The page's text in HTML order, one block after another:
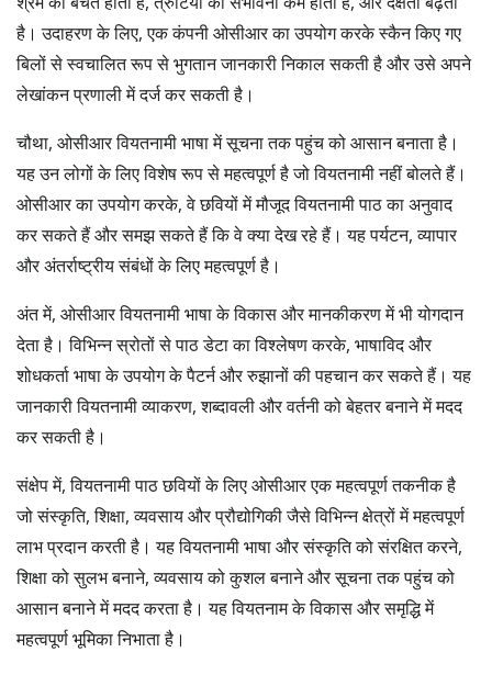
है। उदाहरण के लिए, एक कंपनी ओसीआर का उपयोग करके स्कैन किए गए
बिलों से स्वचालित रूप से भुगतान जानकारी निकाल सकती है और उसे अपने
लेखांकन प्रणाली में दर्ज कर सकती है।
चौथा, ओसीआर वियतनामी भाषा में सूचना तक पहुंच को आसान बनाता है।
यह उन लोगों के लिए विशेष रूप से महत्वपूर्ण है जो वियतनामी नहीं बोलते हैं।
ओसीआर का उपयोग करके, वे छवियों में मौजूद वियतनामी पाठ का अनुवाद
कर सकते हैं और समझ सकते हैं कि वे क्या देख रहे हैं। यह पर्यटन, व्यापार
और अंतर्राष्ट्रीय संबंधों के लिए महत्वपूर्ण है।
अंत में, ओसीआर वियतनामी भाषा के विकास और मानकीकरण में भी योगदान
देता है। विभिन्न स्रोतों से पाठ डेटा का विश्लेषण करके, भाषाविद और
शोधकर्ता भाषा के उपयोग के पैटर्न और रुझानों की पहचान कर सकते हैं। यह
जानकारी वियतनामी व्याकरण, शब्दावली और वर्तनी को बेहतर बनाने में मदद
कर सकती है।
संक्षेप में, वियतनामी पाठ छवियों के लिए ओसीआर एक महत्वपूर्ण तकनीक है
जो संस्कृति, शिक्षा, व्यवसाय और प्रौद्योगिकी जैसे विभिन्न क्षेत्रों में महत्वपूर्ण
लाभ प्रदान करती है। यह वियतनामी भाषा और संस्कृति को संरक्षित करने,
शिक्षा को सुलभ बनाने, व्यवसाय को कुशल बनाने और सूचना तक पहुंच को
आसान बनाने में मदद करता है। यह वियतनाम के विकास और समृद्धि में
महत्वपूर्ण भूमिका निभाता है।